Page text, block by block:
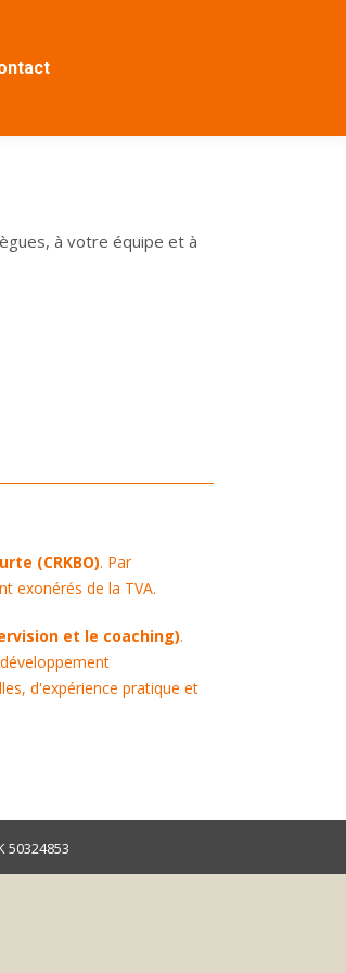
à votre équipe et à
(CRKBO). Par
exonérés de la TVA.
et le coaching).
d'expérience pratique et
50324853